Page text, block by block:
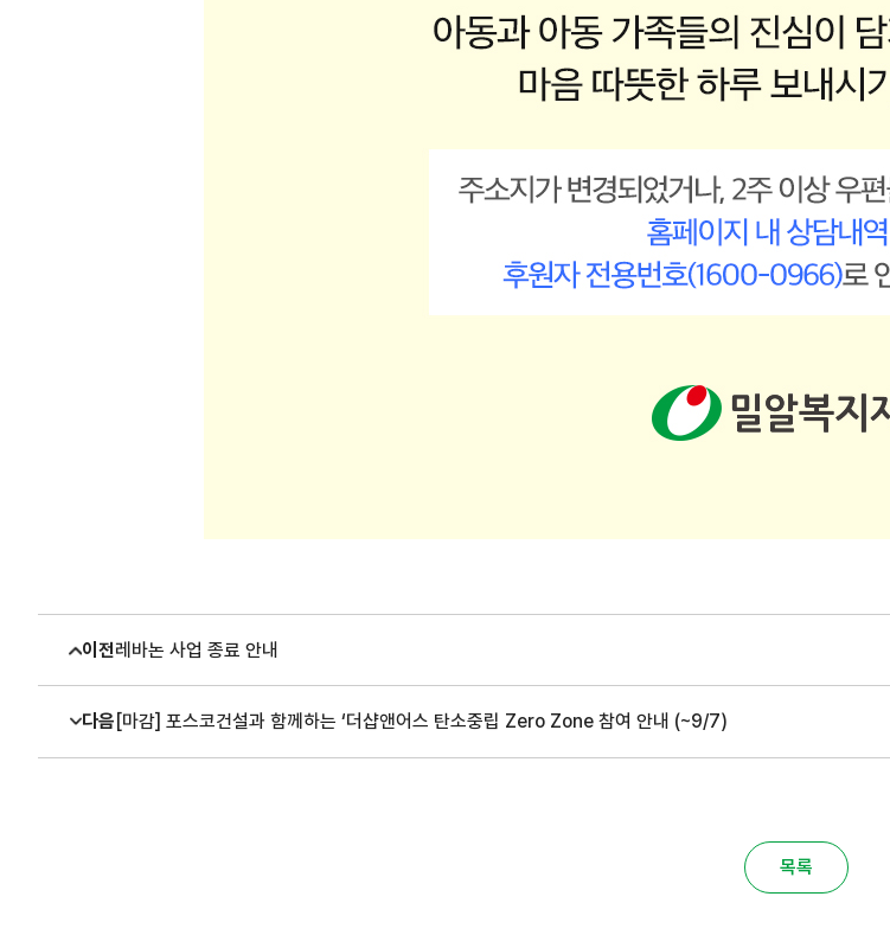
이전레바논 사업 종료 안내
다음 [마감] 포스코건설과 함께하는 ‘더샵앤어스 탄소중립 Zero Zone 참여 안내 (~9/7)
목록